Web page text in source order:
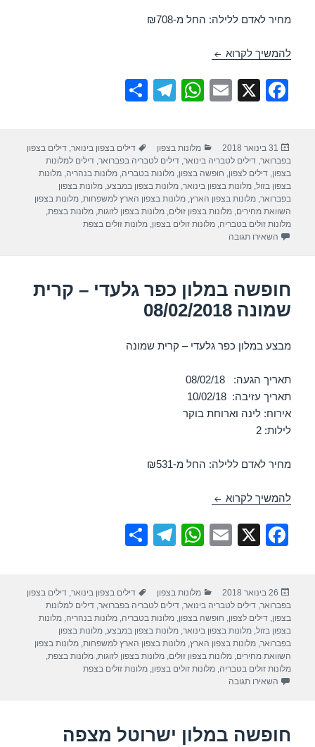
מחיר לאדם ללילה: החל מ-₪708
להמשיך לקרוא חופשה במלון המלון הסקוטי – טבריה 13/02/2018
F
e
b
o
o
k
X
E
W
s
A
p
p
T
gr
a
m
e
פורסם
בתאריך
31 בינואר 2018 קטגוריות
מלונות בצפון תגיות
דילים בצפון בינואר ,דילים בצפון
בפברואר ,דילים לטבריה בינואר ,דילים לטבריה בפברואר ,דילים למלונות
בצפון ,דילים לצפון חופשה בצפון ,מלונות בטבריה ,מלונות בנהריה ,מלונות
בצפון בזול ,מלונות בצפון בינואר ,מלונות בצפון במבצע ,מלונות בצפון
בפברואר ,מלונות בצפון הארץ ,מלונות בצפון הארץ למשפחות ,מלונות בצפון
השוואת מחירים ,מלונות בצפון זולים ,מלונות בצפון לזוגות ,מלונות בצפת
מלונות זולים בטבריה ,מלונות זולים בצפון ,מלונות זולים בצפת
השאירו תגובה
חופשה במלון כפר גלעדי – קרית
שמונה 08/02/2018
מבצע במלון כפר גלעדי – קרית שמונה
תאריך הגעה: 08/02/18
תאריך עזיבה: 10/02/18
אירוח: לינה וארוחת בוקר
לילות: 2
מחיר לאדם ללילה: החל מ-₪531
להמשיך לקרוא חופשה במלון כפר גלעדי – קרית שמונה 08/02/2018
F
e
b
o
o
k
X
E
W
s
A
p
p
T
gr
a
m
e
פורסם
בתאריך
26 בינואר 2018 קטגוריות
מלונות בצפון תגיות
דילים בצפון בינואר,דילים בצפון
בפברואר,דילים לטבריה בינואר,דילים לטבריה בפברואר,דילים למלונות
בצפון,דילים לצפון, חופשה בצפון,מלונות בטבריה,מלונות בנהריה,מלונות
בצפון בזול,מלונות בצפון בינואר,מלונות בצפון במבצע,מלונות בצפון
בפברואר,מלונות בצפון הארץ,מלונות בצפון הארץ למשפחות,מלונות בצפון
השוואת מחירים,מלונות בצפון זולים,מלונות בצפון לזוגות,מלונות בצפת,
מלונות זולים בטבריה,מלונות זולים בצפון,מלונות זולים בצפת
השאירו תגובה
חופשה במלון ישרוטל מצפה